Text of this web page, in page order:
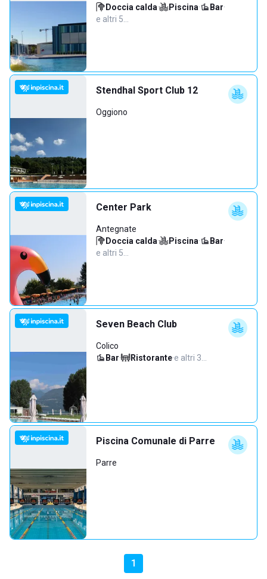
Doccia calda· Piscina· Bar·
e altri 5…
Stendhal Sport Club 12
Oggiono
Center Park
Antegnate
Doccia calda· Piscina· Bar·
e altri 5…
Seven Beach Club
Colico
Bar· Ristorante·e altri 3…
Piscina Comunale di Parre
Parre
1